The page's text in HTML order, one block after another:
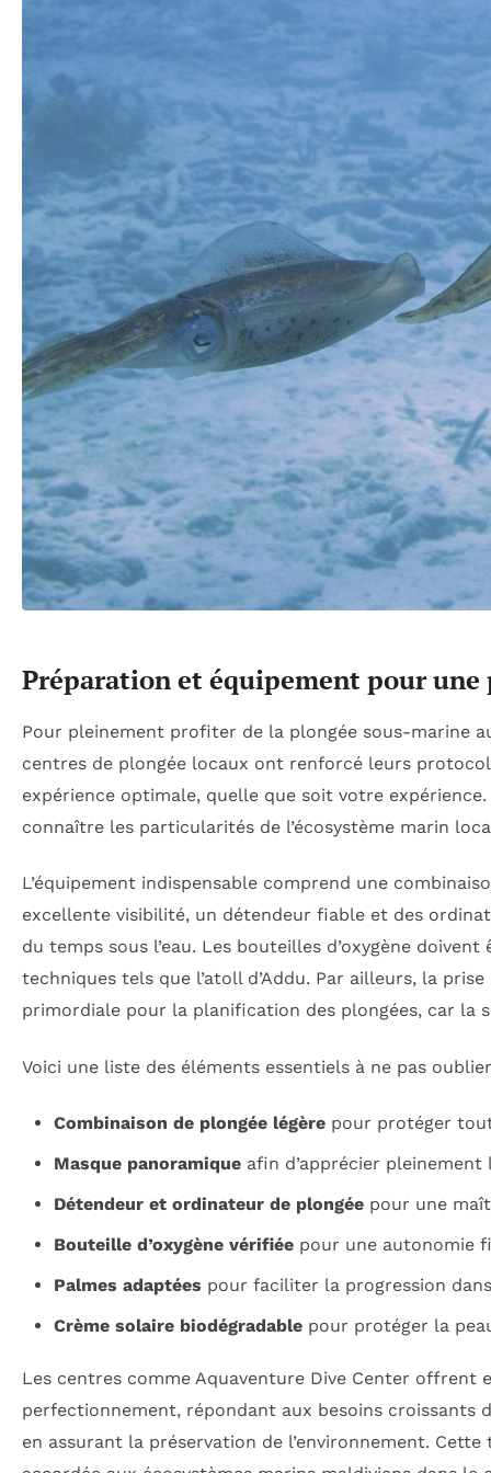
Préparation et équipement pour une
Pour pleinement profiter de la plongée sous-marine
centres de plongée locaux ont renforcé leurs
expérience optimale, quelle que soit votre
connaître les particularités de l’écosystème marin
L’équipement indispensable comprend une
excellente visibilité, un détendeur fiable et des
du temps sous l’eau. Les bouteilles d’oxygène
techniques tels que l’atoll d’Addu. Par ailleurs, la
primordiale pour la planification des plongées, car la
Voici une liste des éléments essentiels à ne pas
Combinaison de plongée légèrepour protéger
Masque panoramiqueafin d’apprécier pleinement
Détendeur et ordinateur de plongéepour une
Bouteille d’oxygène vérifiéepour une autonomie
Palmes adaptées pour faciliter la progression
Crème solaire biodégradablepour protéger la
Les centres comme Aquaventure Dive Center offrent
perfectionnement, répondant aux besoins croissants
en assurant la préservation de l’environnement.